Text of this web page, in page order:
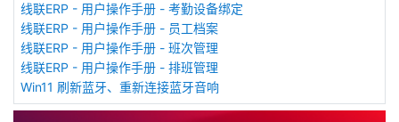
线联ERP - 用户操作手册 - 考勤设备绑定
线联ERP - 用户操作手册 - 员工档案
线联ERP - 用户操作手册 - 班次管理
线联ERP - 用户操作手册 - 排班管理
Win11 刷新蓝牙、重新连接蓝牙音响